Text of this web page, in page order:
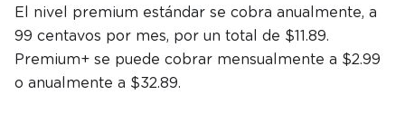
El nivel premium estándar se cobra anualmente, a
99 centavos por mes, por un total de $11.89.
Premium+ se puede cobrar mensualmente a $2.99
o anualmente a $32.89.